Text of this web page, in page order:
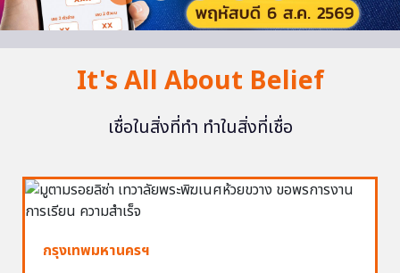
It's All About Belief
เชื่อในสิ่งที่ทำ ทำในสิ่งที่เชื่อ
กรุงเทพมหานครฯ